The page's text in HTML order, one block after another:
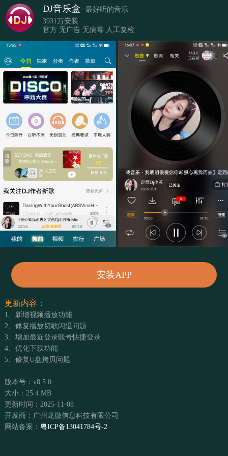
DJ音乐盒--最好听的音乐
3931万安装
官方 无广告 无病毒 人工复检
安装APP
更新内容：
1、新增视频播放功能
2、修复播放切歌闪退问题
3、增加最近登录账号快捷登录
4、优化下载功能
5、修复U盘拷贝问题
版本号：v8.5.0
大小：25.4 MB
更新时间：2025-11-08
开发商：广州龙微信息科技有限公司
网站备案： 粤ICP备13041784号-2